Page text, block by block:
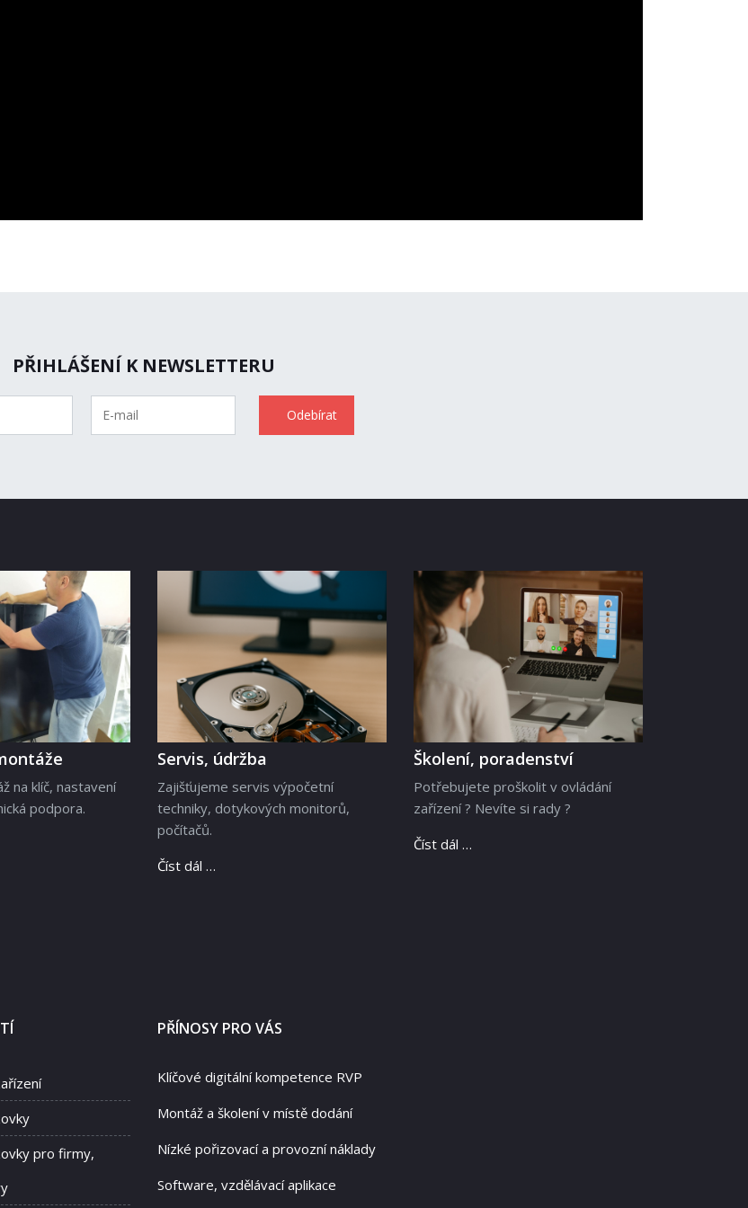
PŘIHLÁŠENÍ K NEWSLETTERU
na klíč, nastavení
podpora.
Servis, údržba
Zajišťujeme servis výpočetní
techniky, dotykových monitorů,
počítačů.
Číst dál …
Školení, poradenství
Potřebujete proškolit v ovládání
zařízení ? Nevíte si rady ?
Číst dál …
pro firmy,
PŘÍNOSY PRO VÁS
Klíčové digitální kompetence RVP
Montáž a školení v místě dodání
Nízké pořizovací a provozní náklady
Software, vzdělávací aplikace